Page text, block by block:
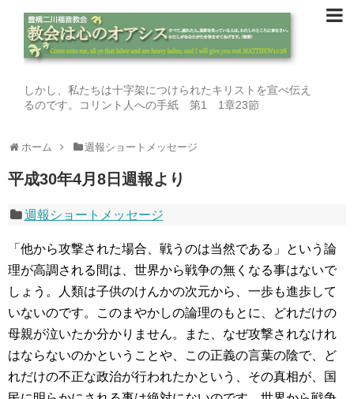
しかし、私たちは十字架につけられたキリストを宣べ伝え
るのです。コリント人への手紙 第1 1章23節
ホーム 週報ショートメッセージ
平成30年4月8日週報より
週報ショートメッセージ
「他から攻撃された場合、戦うのは当然である」という論
理が高調される間は、世界から戦争の無くなる事はないで
しょう。人類は子供のけんかの次元から、一歩も進歩して
いないのです。このまやかしの論理のもとに、どれだけの
母親が泣いたか分かりません。また、なぜ攻撃されなけれ
はならないのかということや、この正義の言葉の陰で、ど
れだけの不正な政治が行われたかという、その真相が、国